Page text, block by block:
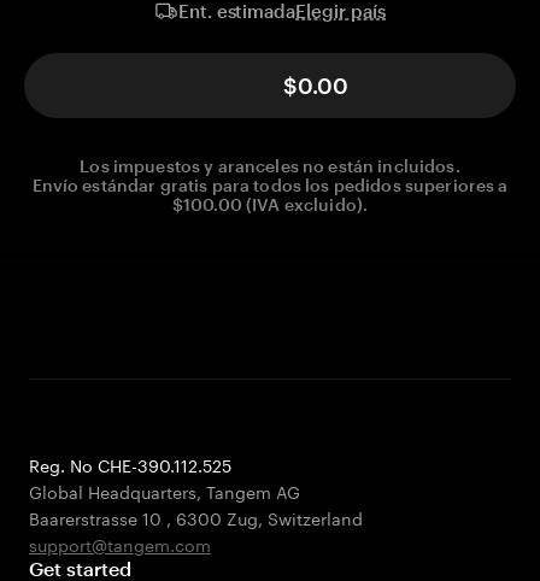
Ent. estimadaElegir país
$0.00
Los impuestos y aranceles no están incluidos.
Envío estándar gratis para todos los pedidos superiores a
$100.00 (IVA excluido).
Reg. No CHE-390.112.525
Global Headquarters, Tangem AG
Baarerstrasse 10 , 6300 Zug, Switzerland
support@tangem.com
Get started